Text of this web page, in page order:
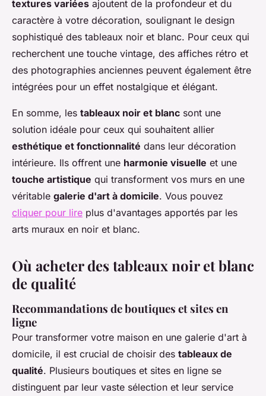
textures variées ajoutent de la profondeur et du
caractère à votre décoration, soulignant le design
sophistiqué des tableaux noir et blanc. Pour ceux qui
recherchent une touche vintage, des affiches rétro et
des photographies anciennes peuvent également être
intégrées pour un effet nostalgique et élégant.
En somme, les tableaux noir et blanc sont une
solution idéale pour ceux qui souhaitent allier
esthétique et fonctionnalité dans leur décoration
intérieure. Ils offrent une harmonie visuelle et une
touche artistique qui transforment vos murs en une
véritable galerie d'art à domicile. Vous pouvez
cliquer pour lire plus d'avantages apportés par les
arts muraux en noir et blanc.
Où acheter des tableaux noir et blanc
de qualité
Recommandations de boutiques et sites en
ligne
Pour transformer votre maison en une galerie d'art à
domicile, il est crucial de choisir des tableaux de
qualité. Plusieurs boutiques et sites en ligne se
distinguent par leur vaste sélection et leur service